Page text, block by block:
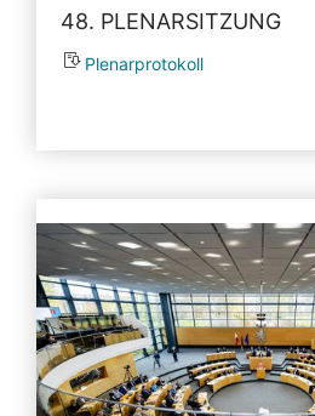
48. PLENARSITZUNG
Plenarprotokoll